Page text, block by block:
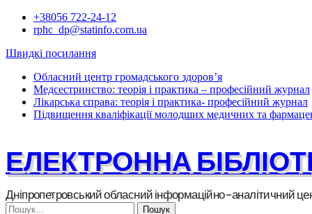
Перейти+38056 722-24-12
rphc_dp@statinfo.com.ua
Швидкі посилання
Обласний центр громадського здоров’я
Медсестринство: теорія і практика – професійний журнал
Лікарська справа: теорія і практика- професійний журнал
Підвищення кваліфікації молодших медичних та
ЕЛЕКТРОННА
Дніпропетровський обласний інформаційно-аналітичний
Шукати: